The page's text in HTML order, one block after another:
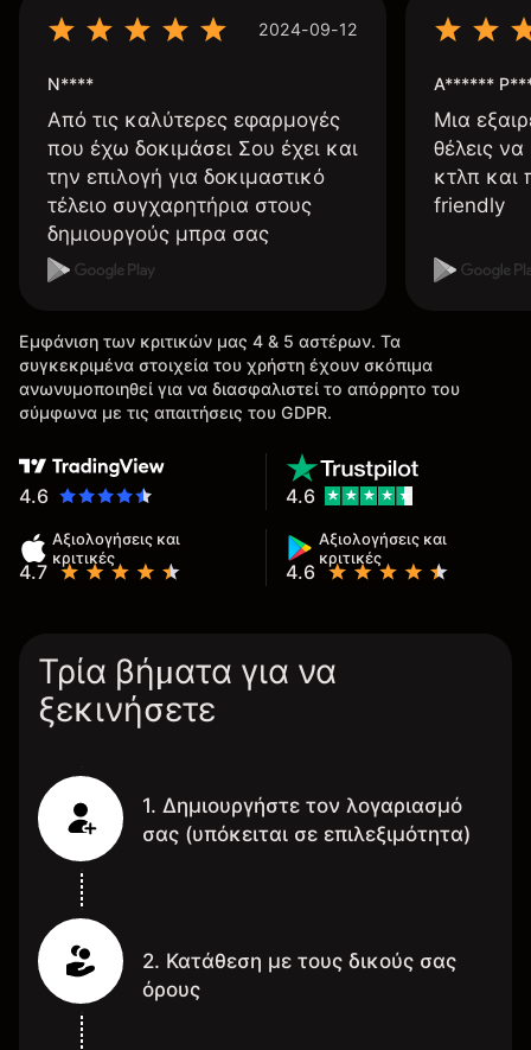
2024-09-12
N****
Από τις καλύτερες εφαρμογές
που έχω δοκιμάσει Σου έχει και
την επιλογή για δοκιμαστικό
τέλειο συγχαρητήρια στους
δημιουργούς μπρα σας
A******
Μια
θέλεις
κτλπ και
friendly
Εμφάνιση των κριτικών μας 4 & 5 αστέρων. Τα
συγκεκριμένα στοιχεία του χρήστη έχουν σκόπιμα
ανωνυμοποιηθεί για να διασφαλιστεί το απόρρητο του
σύμφωνα με τις απαιτήσεις του GDPR.
4.6
Αξιολογήσεις και
κριτικές
4.7
Αξιολογήσεις και
κριτικές
4.6
4.6
Τρία βήματα για να
ξεκινήσετε
1. Δημιουργήστε τον λογαριασμό
σας (υπόκειται σε επιλεξιμότητα)
2. Κατάθεση με τους δικούς σας
όρους